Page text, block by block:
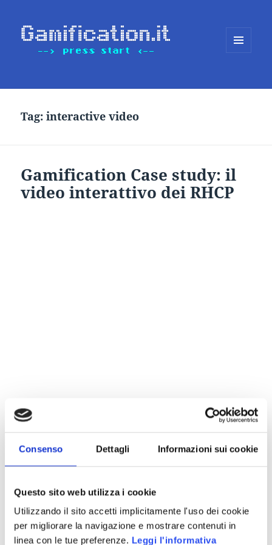
Consenso Dettagli Informazioni sui cookie
Questo sito web utilizza i cookie
Utilizzando il sito accetti implicitamente l'uso dei cookie
per migliorare la navigazione e mostrare contenuti in
linea con le tue preferenze. Leggi l'informativa
Tag:interactive video
Gamification Case study: il
video interattivo dei RHCP
video di “Look Around” in una versione
decisamente poco convenzionale, presentandolo
come un vero e proprio video interattivo.
All’utente è consentito spostarsi nelle location del